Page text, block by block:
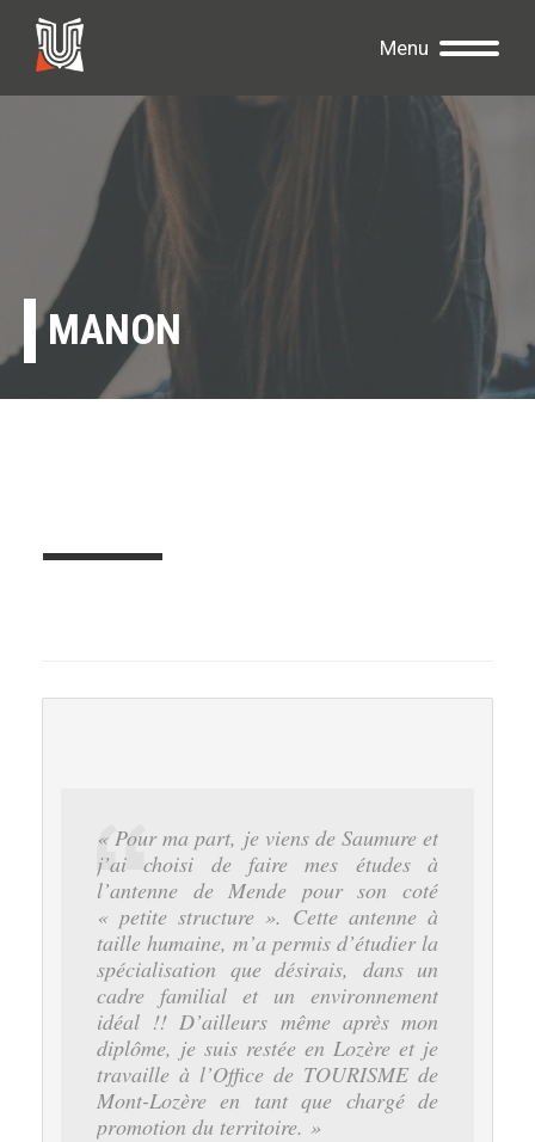
Menu
MANON
« Pour ma part, je viens de Saumure et
j’ai choisi de faire mes études à
l’antenne de Mende pour son coté
« petite structure ». Cette antenne à
taille humaine, m’a permis d’étudier la
spécialisation que désirais, dans un
cadre familial et un environnement
idéal !! D’ailleurs même après mon
diplôme, je suis restée en Lozère et je
travaille à l’Office de TOURISME de
Mont-Lozère en tant que chargé de
promotion du territoire. »